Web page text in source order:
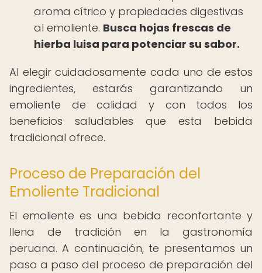
aroma cítrico y propiedades digestivas
al emoliente. Busca hojas frescas de
hierba luisa para potenciar su sabor.
Al elegir cuidadosamente cada uno de estos
ingredientes, estarás garantizando un
emoliente de calidad y con todos los
beneficios saludables que esta bebida
tradicional ofrece.
Proceso de Preparación del
Emoliente Tradicional
El emoliente es una bebida reconfortante y
llena de tradición en la gastronomía
peruana. A continuación, te presentamos un
paso a paso del proceso de preparación del